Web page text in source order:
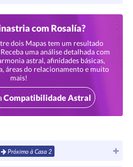
com Rosalía?
dois Mapas tem um resultado
uma análise detalhada com
astral, afinidades básicas,
áreas do relacionamento e muito
mais!
Compatibilidade Astral
Próximo à Casa 2